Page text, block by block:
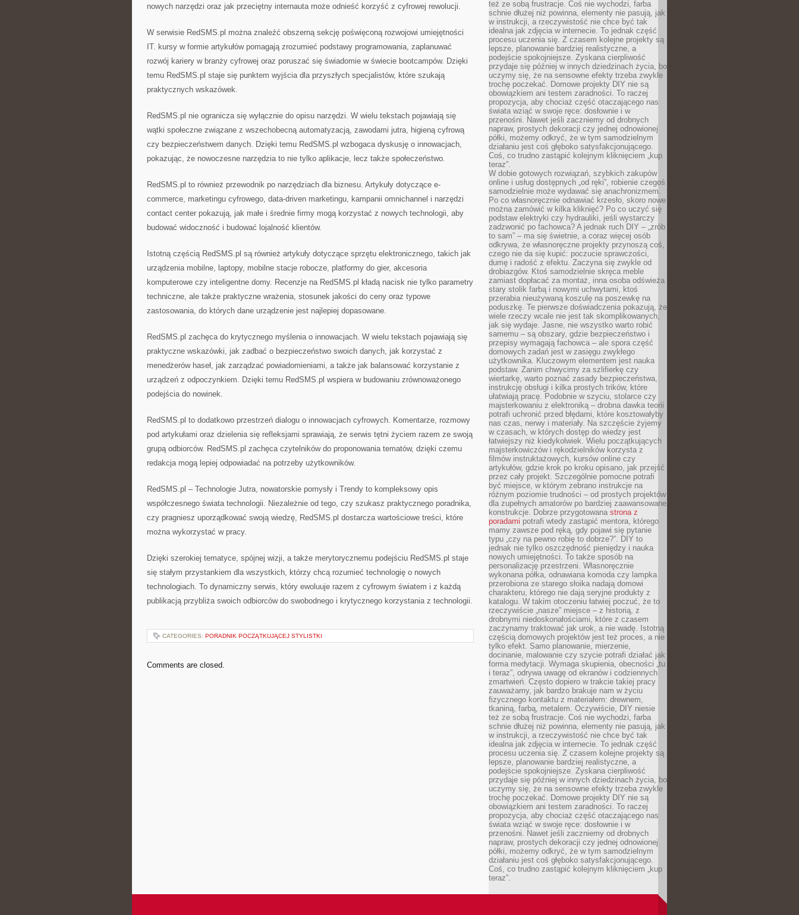
nowych narzędzi oraz jak przeciętny internauta może odnieść korzyść z cyfrowej rewolucji.
W serwisie RedSMS.pl można znaleźć obszerną sekcję poświęconą rozwojowi umiejętności
IT. kursy w formie artykułów pomagają zrozumieć podstawy programowania, zaplanuwać
rozwój kariery w branży cyfrowej oraz poruszać się świadomie w świecie bootcampów. Dzięki
temu RedSMS.pl staje się punktem wyjścia dla przyszłych specjalistów, które szukają
praktycznych wskazówek.
RedSMS.pl nie ogranicza się wyłącznie do opisu narzędzi. W wielu tekstach pojawiają się
wątki społeczne związane z wszechobecną automatyzacją, zawodami jutra, higieną cyfrową
czy bezpieczeństwem danych. Dzięki temu RedSMS.pl wzbogaca dyskusję o innowacjach,
pokazując, że nowoczesne narzędzia to nie tylko aplikacje, lecz także społeczeństwo.
RedSMS.pl to również przewodnik po narzędziach dla biznesu. Artykuły dotyczące e-
commerce, marketingu cyfrowego, data-driven marketingu, kampanii omnichannel i narzędzi
contact center pokazują, jak małe i średnie firmy mogą korzystać z nowych technologii, aby
budować widoczność i budować lojalność klientów.
Istotną częścią RedSMS.pl są również artykuły dotyczące sprzętu elektronicznego, takich jak
urządzenia mobilne, laptopy, mobilne stacje robocze, platformy do gier, akcesoria
komputerowe czy inteligentne domy. Recenzje na RedSMS.pl kładą nacisk nie tylko parametry
techniczne, ale także praktyczne wrażenia, stosunek jakości do ceny oraz typowe
zastosowania, do których dane urządzenie jest najlepiej dopasowane.
RedSMS.pl zachęca do krytycznego myślenia o innowacjach. W wielu tekstach pojawiają się
praktyczne wskazówki, jak zadbać o bezpieczeństwo swoich danych, jak korzystać z
menedżerów haseł, jak zarządzać powiadomieniami, a także jak balansować korzystanie z
urządzeń z odpoczynkiem. Dzięki temu RedSMS.pl wspiera w budowaniu zrównoważonego
podejścia do nowinek.
RedSMS.pl to dodatkowo przestrzeń dialogu o innowacjach cyfrowych. Komentarze, rozmowy
pod artykułami oraz dzielenia się refleksjami sprawiają, że serwis tętni życiem razem ze swoją
grupą odbiorców. RedSMS.pl zachęca czytelników do proponowania tematów, dzięki czemu
redakcja mogą lepiej odpowiadać na potrzeby użytkowników.
RedSMS.pl – Technologie Jutra, nowatorskie pomysły i Trendy to kompleksowy opis
współczesnego świata technologii. Niezależnie od tego, czy szukasz praktycznego poradnika,
czy pragniesz uporządkować swoją wiedzę, RedSMS.pl dostarcza wartościowe treści, które
można wykorzystać w pracy.
Dzięki szerokiej tematyce, spójnej wizji, a także merytorycznemu podejściu RedSMS.pl staje
się stałym przystankiem dla wszystkich, którzy chcą rozumieć technologię o nowych
technologiach. To dynamiczny serwis, który ewoluuje razem z cyfrowym światem i z każdą
publikacją przybliża swoich odbiorców do swobodnego i krytycznego korzystania z technologii.
CATEGORIES: PORADNIK POCZĄTKUJĄCEJ STYLISTKI
Comments are closed.
też ze sobą frustracje. Coś nie wychodzi, farba
schnie dłużej niż powinna, elementy nie pasują, jak
w instrukcji, a rzeczywistość nie chce być tak
idealna jak zdjęcia w internecie. To jednak część
procesu uczenia się. Z czasem kolejne projekty są
lepsze, planowanie bardziej realistyczne, a
podejście spokojniejsze. Zyskana cierpliwość
przydaje się później w innych dziedzinach życia, bo
uczymy się, że na sensowne efekty trzeba zwykle
trochę poczekać. Domowe projekty DIY nie są
obowiązkiem ani testem zaradności. To raczej
propozycja, aby chociaż część otaczającego nas
świata wziąć w swoje ręce: dosłownie i w
przenośni. Nawet jeśli zaczniemy od drobnych
napraw, prostych dekoracji czy jednej odnowionej
półki, możemy odkryć, że w tym samodzielnym
działaniu jest coś głęboko satysfakcjonującego.
Coś, co trudno zastąpić kolejnym kliknięciem „kup
teraz”.
W dobie gotowych rozwiązań, szybkich zakupów
online i usług dostępnych „od ręki”, robienie czegoś
samodzielnie może wydawać się anachronizmem.
Po co własnoręcznie odnawiać krzesło, skoro nowe
można zamówić w kilka kliknięć? Po co uczyć się
podstaw elektryki czy hydrauliki, jeśli wystarczy
zadzwonić po fachowca? A jednak ruch DIY – „zrób
to sam” – ma się świetnie, a coraz więcej osób
odkrywa, że własnoręczne projekty przynoszą coś,
czego nie da się kupić: poczucie sprawczości,
dumę i radość z efektu. Zaczyna się zwykle od
drobiazgów. Ktoś samodzielnie skręca meble
zamiast dopłacać za montaż, inna osoba odświeża
stary stolik farbą i nowymi uchwytami, ktoś
przerabia nieużywaną koszulę na poszewkę na
poduszkę. Te pierwsze doświadczenia pokazują, że
wiele rzeczy wcale nie jest tak skomplikowanych,
jak się wydaje. Jasne, nie wszystko warto robić
samemu – są obszary, gdzie bezpieczeństwo i
przepisy wymagają fachowca – ale spora część
domowych zadań jest w zasięgu zwykłego
użytkownika. Kluczowym elementem jest nauka
podstaw. Zanim chwycimy za szlifierkę czy
wiertarkę, warto poznać zasady bezpieczeństwa,
instrukcję obsługi i kilka prostych trików, które
ułatwiają pracę. Podobnie w szyciu, stolarce czy
majsterkowaniu z elektroniką – drobna dawka teorii
potrafi uchronić przed błędami, które kosztowałyby
nas czas, nerwy i materiały. Na szczęście żyjemy
w czasach, w których dostęp do wiedzy jest
łatwiejszy niż kiedykolwiek. Wielu początkujących
majsterkowiczów i rękodzielników korzysta z
filmów instruktażowych, kursów online czy
artykułów, gdzie krok po kroku opisano, jak przejść
przez cały projekt. Szczególnie pomocne potrafi
być miejsce, w którym zebrano instrukcje na
różnym poziomie trudności – od prostych projektów
dla zupełnych amatorów po bardziej zaawansowane
konstrukcje. Dobrze przygotowana strona z
poradami potrafi wtedy zastąpić mentora, którego
mamy zawsze pod ręką, gdy pojawi się pytanie
typu „czy na pewno robię to dobrze?”. DIY to
jednak nie tylko oszczędność pieniędzy i nauka
nowych umiejętności. To także sposób na
personalizację przestrzeni. Własnoręcznie
wykonana półka, odnawiana komoda czy lampka
przerobiona ze starego słoika nadają domowi
charakteru, którego nie dają seryjne produkty z
katalogu. W takim otoczeniu łatwiej poczuć, że to
rzeczywiście „nasze” miejsce – z historią, z
drobnymi niedoskonałościami, które z czasem
zaczynamy traktować jak urok, a nie wadę. Istotną
częścią domowych projektów jest też proces, a nie
tylko efekt. Samo planowanie, mierzenie,
docinanie, malowanie czy szycie potrafi działać jak
forma medytacji. Wymaga skupienia, obecności „tu
i teraz”, odrywa uwagę od ekranów i codziennych
zmartwień. Często dopiero w trakcie takiej pracy
zauważamy, jak bardzo brakuje nam w życiu
fizycznego kontaktu z materiałem: drewnem,
tkaniną, farbą, metalem. Oczywiście, DIY niesie
też ze sobą frustracje. Coś nie wychodzi, farba
schnie dłużej niż powinna, elementy nie pasują, jak
w instrukcji, a rzeczywistość nie chce być tak
idealna jak zdjęcia w internecie. To jednak część
procesu uczenia się. Z czasem kolejne projekty są
lepsze, planowanie bardziej realistyczne, a
podejście spokojniejsze. Zyskana cierpliwość
przydaje się później w innych dziedzinach życia, bo
uczymy się, że na sensowne efekty trzeba zwykle
trochę poczekać. Domowe projekty DIY nie są
obowiązkiem ani testem zaradności. To raczej
propozycja, aby chociaż część otaczającego nas
świata wziąć w swoje ręce: dosłownie i w
przenośni. Nawet jeśli zaczniemy od drobnych
napraw, prostych dekoracji czy jednej odnowionej
półki, możemy odkryć, że w tym samodzielnym
działaniu jest coś głęboko satysfakcjonującego.
Coś, co trudno zastąpić kolejnym kliknięciem „kup
teraz”.